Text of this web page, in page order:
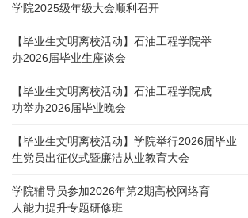
学院2025级年级大会顺利召开
【毕业生文明离校活动】石油工程学院举
办2026届毕业生座谈会
【毕业生文明离校活动】石油工程学院成
功举办2026届毕业晚会
【毕业生文明离校活动】学院举行2026届毕业
生党员出征仪式暨廉洁从业教育大会
学院辅导员参加2026年第2期高校网络育
人能力提升专题研修班